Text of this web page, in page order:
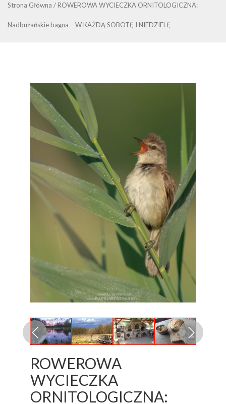
Strona Główna / ROWEROWA WYCIECZKA ORNITOLOGICZNA:
Nadbużańskie bagna – W KAŻDĄ SOBOTĘ I NIEDZIELĘ
ROWEROWA
WYCIECZKA
ORNITOLOGICZNA: